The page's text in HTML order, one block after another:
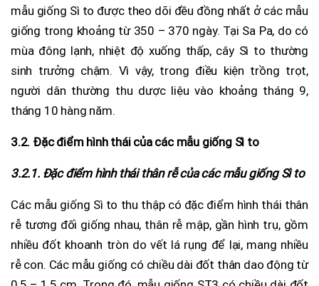
mẫu giống Sì to được theo dõi đều đồng nhất ở các mẫu
giống trong khoảng từ 350 – 370 ngày. Tại Sa Pa, do có
mùa đông lạnh, nhiệt độ xuống thấp, cây Sì to thường
sinh trưởng chậm. Vì vậy, trong điều kiện trồng trọt,
người dân thường thu dược liệu vào khoảng tháng 9,
tháng 10 hàng năm.
3.2. Đặc điểm hình thái của các mẫu giống Sì to
3.2.1. Đặc điểm hình thái thân rễ của các mẫu giống Sì to
Các mẫu giống Sì to thu thập có đặc điểm hình thái thân
rễ tương đối giống nhau, thân rễ mập, gần hình trụ, gồm
nhiều đốt khoanh tròn do vết lá rụng để lại, mang nhiều
rễ con. Các mẫu giống có chiều dài đốt thân dao động từ